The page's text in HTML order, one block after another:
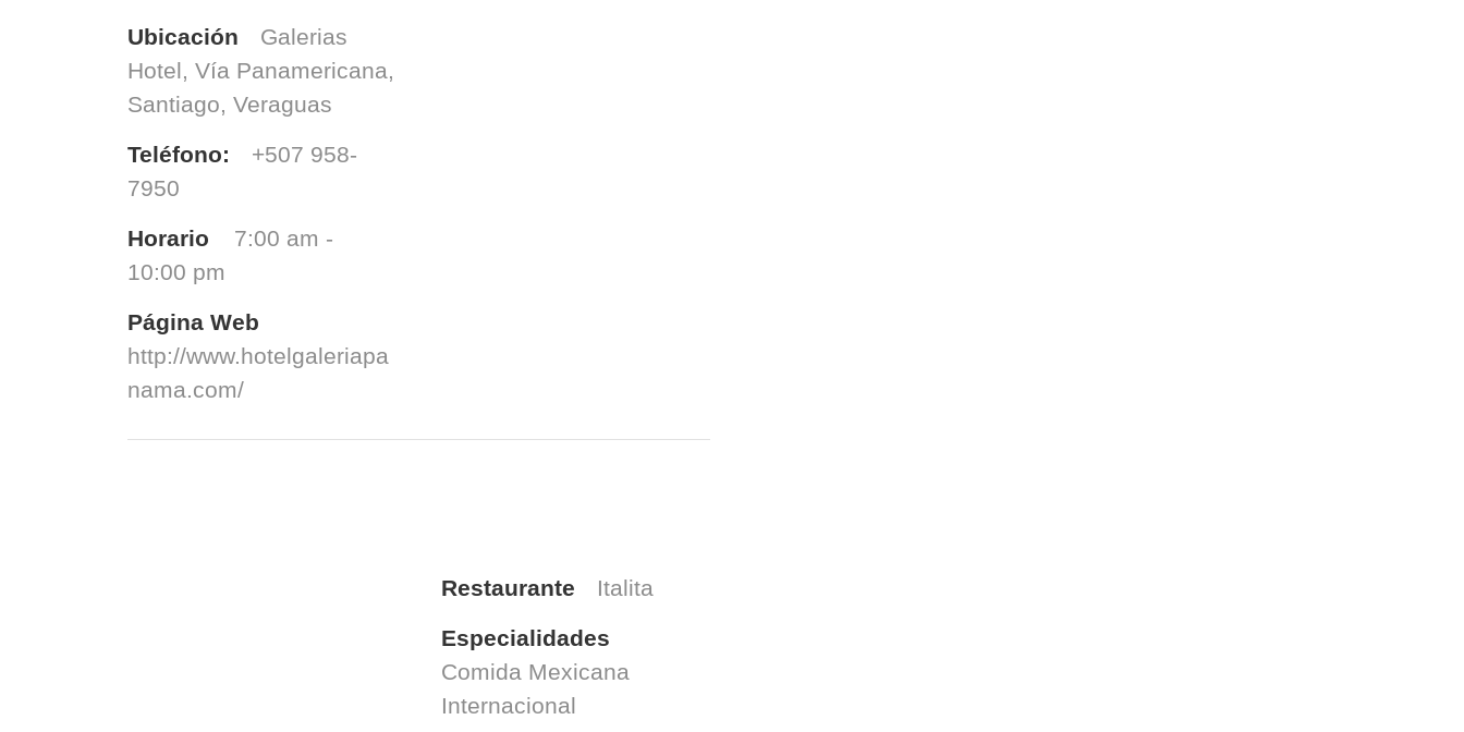
Ubicación
Galerias
Hotel, Vía Panamericana,
Santiago, Veraguas
Teléfono:
+507 958-
7950
Horario
7:00 am -
10:00 pm
Página Web
http://www.hotelgaleriapa
nama.com/
Restaurante
Italita
Especialidades
Comida Mexicana
Internacional